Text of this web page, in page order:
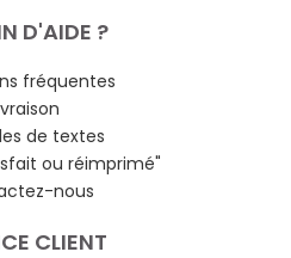
D'AIDE ?
fréquentes
de textes
ou réimprimé"
nous
CLIENT